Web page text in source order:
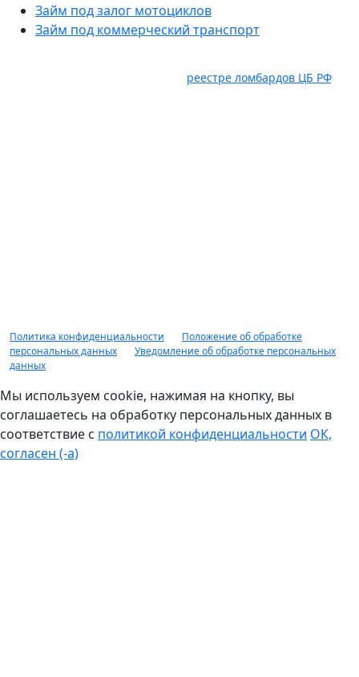
Займ под залог мотоциклов
Займ под коммерческий транспорт
реестре ломбардов ЦБ РФ,
Политика конфиденциальности
Положение об обработке
персональных данных
Уведомление об обработке персональных
данных
Мы используем cookie, нажимая на кнопку, вы
соглашаетесь на обработку персональных данных в
соответствие с политикой конфиденциальности ОК,
согласен (-а)